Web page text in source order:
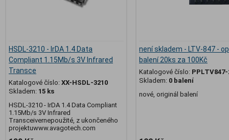
HSDL-3210 - IrDA 1.4 Data
Compliant 1.15Mb/s 3V Infrared
Transce
Katalogové číslo: XX-HSDL-3210
Skladem: 15 ks
HSDL-3210 - IrDA 1.4 Data Compliant
1.15Mb/s 3V Infrared
Transceivernepoužité, z ukončeného
projektuwww.avagotech.com
není skladem - LTV-847 -
balení 20ks za 100Kč
Katalogové číslo: PPLTV847-
Skladem: 0 balení
nové, originál balení